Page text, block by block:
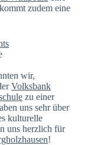
zudem eine
wir,
Volksbank
zu einer
uns sehr über
kulturelle
uns herzlich für
!